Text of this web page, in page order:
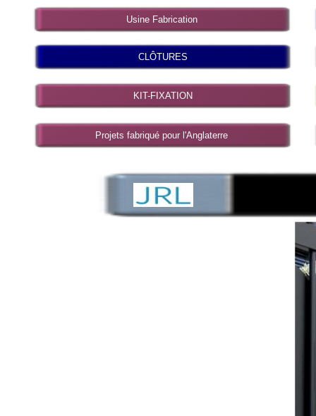
CLÔTURES
KIT-FIXATION
Projets fabriqué pour l'Anglaterre
Usine Fabrication